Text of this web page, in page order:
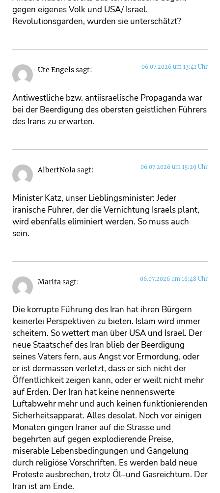
gegen eigenes Volk und USA/ Israel.
Revolutionsgarden, wurden sie unterschätzt?
Ute Engelssagt: 06.07.2026 um 13:41 Uhr
Antiwestliche bzw. antiisraelische Propaganda war
bei der Beerdigung des obersten geistlichen Führers
des Irans zu erwarten.
AlbertNolasagt: 06.07.2026 um 15:29 Uhr
Minister Katz, unser Lieblingsminister: Jeder
iranische Führer, der die Vernichtung Israels plant,
wird ebenfalls eliminiert werden. So muss auch
sein.
Maritasagt: 06.07.2026 um 16:48 Uhr
Die korrupte Führung des Iran hat ihren Bürgern
keinerlei Perspektiven zu bieten. Islam wird immer
scheitern. So wettert man über USA und Israel. Der
neue Staatschef des Iran blieb der Beerdigung
seines Vaters fern, aus Angst vor Ermordung, oder
er ist dermassen verletzt, dass er sich nicht der
Öffentlichkeit zeigen kann, oder er weilt nicht mehr
auf Erden. Der Iran hat keine nennenswerte
Luftabwehr mehr und auch keinen funktionierenden
Sicherheitsapparat. Alles desolat. Noch vor einigen
Monaten gingen Iraner auf die Strasse und
begehrten auf gegen explodierende Preise,
miserable Lebensbedingungen und Gängelung
durch religiöse Vorschriften. Es werden bald neue
Proteste ausbrechen, trotz Öl–und Gasreichtum. Der
Iran ist am Ende.